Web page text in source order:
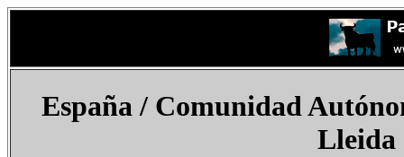
España/ Comunidad
Lleida